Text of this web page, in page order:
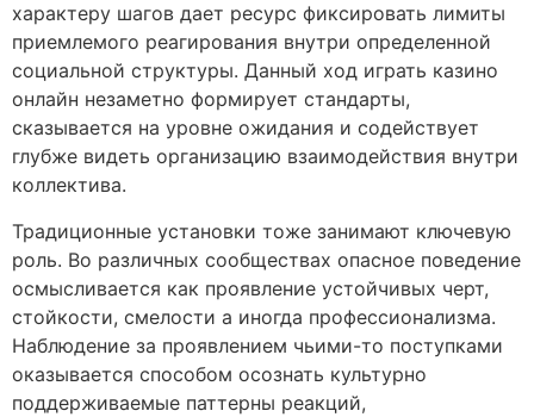
характеру шагов дает ресурс фиксировать лимиты
приемлемого реагирования внутри определенной
социальной структуры. Данный ход играть казино
онлайн незаметно формирует стандарты,
сказывается на уровне ожидания и содействует
глубже видеть организацию взаимодействия внутри
коллектива.
Традиционные установки тоже занимают ключевую
роль. Во различных сообществах опасное поведение
осмысливается как проявление устойчивых черт,
стойкости, смелости а иногда профессионализма.
Наблюдение за проявлением чьими-то поступками
оказывается способом осознать культурно
поддерживаемые паттерны реакций,